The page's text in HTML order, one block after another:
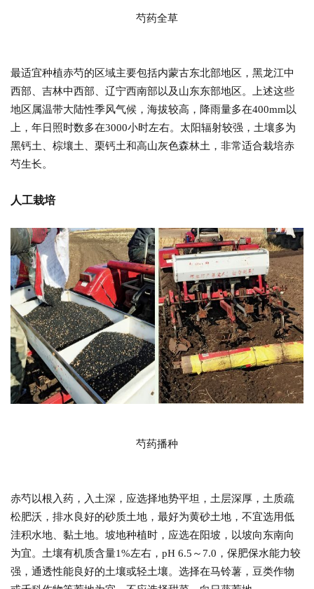
芍药全草
最适宜种植赤芍的区域主要包括内蒙古东北部地区，黑龙江中
西部、吉林中西部、辽宁西南部以及山东东部地区。上述这些
地区属温带大陆性季风气候，海拔较高，降雨量多在400mm以
上，年日照时数多在3000小时左右。太阳辐射较强，土壤多为
黑钙土、棕壤土、栗钙土和高山灰色森林土，非常适合栽培赤
芍生长。
人工栽培
芍药播种
赤芍以根入药，入土深，应选择地势平坦，土层深厚，土质疏
松肥沃，排水良好的砂质土地，最好为黄砂土地，不宜选用低
洼积水地、黏土地。坡地种植时，应选在阳坡，以坡向东南向
为宜。土壤有机质含量1%左右，pH 6.5～7.0，保肥保水能力较
强，通透性能良好的土壤或轻土壤。选择在马铃薯，豆类作物